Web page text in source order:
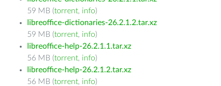
59 MB (torrent, info)
libreoffice-dictionaries-26.2.1.2.tar.xz
59 MB (torrent, info)
libreoffice-help-26.2.1.1.tar.xz
56 MB (torrent, info)
libreoffice-help-26.2.1.2.tar.xz
56 MB (torrent, info)